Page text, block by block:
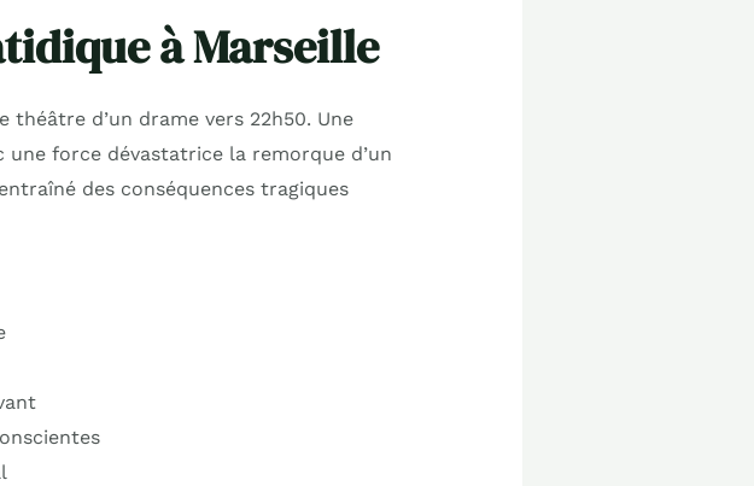
à Marseille
d’un drame vers 22h50. Une
force dévastatrice la remorque d’un
des conséquences tragiques